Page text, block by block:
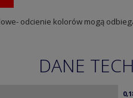
odcienie kolorów mogą
DANE